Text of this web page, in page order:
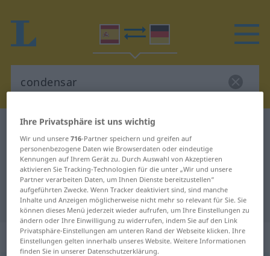
Spanisch-Deutsch Wörterbuch
Spanisch-Deutsch Übersetzung für
"condensar"
"condensar" Deutsch Übersetzung
„condensar“: verbo transitivo
Ihre Privatsphäre ist uns wichtig
Wir und unsere716-Partner speichern und greifen auf
personenbezogene Daten wie Browserdaten oder eindeutige
Kennungen auf Ihrem Gerät zu. Durch Auswahl von Akzeptieren
aktivieren Sie Tracking-Technologien für die unter „Wir und unsere
Partner verarbeiten Daten, um Ihnen Dienste bereitzustellen“
aufgeführten Zwecke. Wenn Tracker deaktiviert sind, sind manche
Inhalte und Anzeigen möglicherweise nicht mehr so relevant für Sie. Sie
können dieses Menü jederzeit wieder aufrufen, um Ihre Einstellungen zu
ändern oder Ihre Einwilligung zu widerrufen, indem Sie auf den Link
Privatsphäre-Einstellungen am unteren Rand der Webseite klicken. Ihre
Einstellungen gelten innerhalb unseres Website. Weitere Informationen
finden Sie in unserer Datenschutzerklärung.